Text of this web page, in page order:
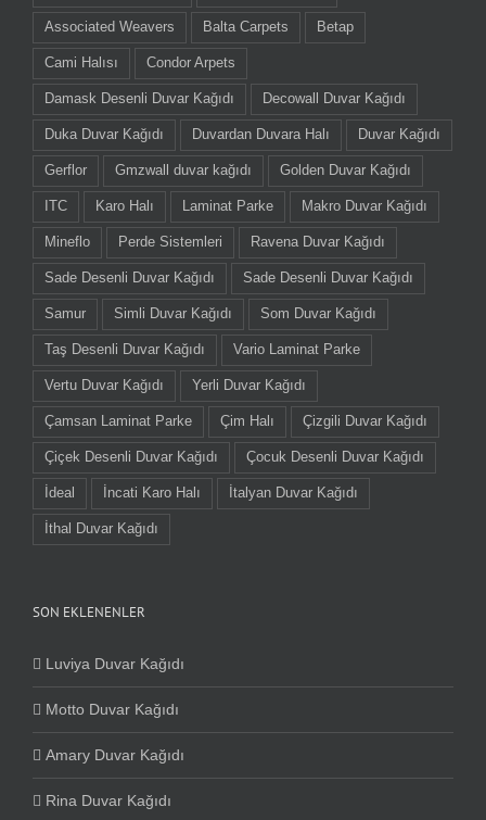
Associated Weavers Balta Carpets Betap
Cami Halısı Condor Arpets
Damask Desenli Duvar Kağıdı Decowall Duvar Kağıdı
Duka Duvar Kağıdı Duvardan Duvara Halı Duvar Kağıdı
Gerflor Gmzwall duvar kağıdı Golden Duvar Kağıdı
ITC Karo Halı Laminat Parke Makro Duvar Kağıdı
Mineflo Perde Sistemleri Ravena Duvar Kağıdı
Sade Desenli Duvar Kağıdı Sade Desenli Duvar Kağıdı
Samur Simli Duvar Kağıdı Som Duvar Kağıdı
Taş Desenli Duvar Kağıdı Vario Laminat Parke
Vertu Duvar Kağıdı Yerli Duvar Kağıdı
Çamsan Laminat Parke Çim Halı Çizgili Duvar Kağıdı
Çiçek Desenli Duvar Kağıdı Çocuk Desenli Duvar Kağıdı
İdeal İncati Karo Halı İtalyan Duvar Kağıdı
İthal Duvar Kağıdı
SON EKLENENLER
Luviya Duvar Kağıdı
Motto Duvar Kağıdı
Amary Duvar Kağıdı
Rina Duvar Kağıdı